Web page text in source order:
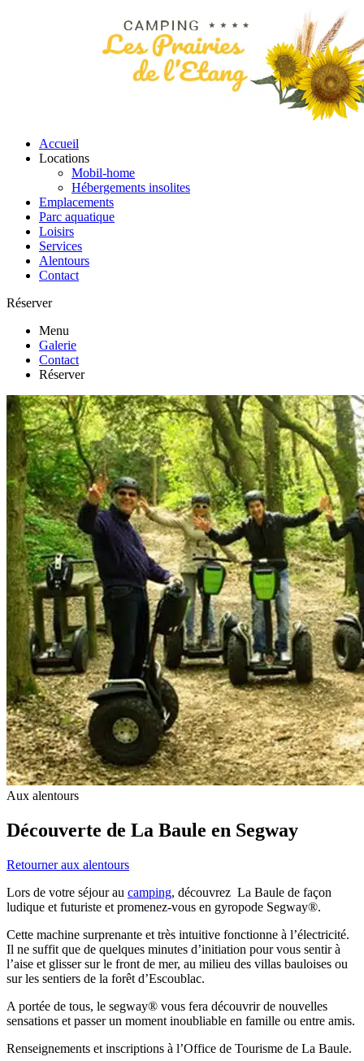
Accueil
Locations
Mobil-home
Hébergements insolites
Emplacements
Parc aquatique
Loisirs
Services
Alentours
Contact
Réserver
Menu
Galerie
Contact
Réserver
Aux alentours
Découverte de La Baule en Segway
Retourner aux alentours
Lors de votre séjour au camping, découvrez La Baule de façon
ludique et futuriste et promenez-vous en gyropode Segway®.
Cette machine surprenante et très intuitive fonctionne à l’électricité.
Il ne suffit que de quelques minutes d’initiation pour vous sentir à
l’aise et glisser sur le front de mer, au milieu des villas bauloises ou
sur les sentiers de la forêt d’Escoublac.
A portée de tous, le segway® vous fera découvrir de nouvelles
sensations et passer un moment inoubliable en famille ou entre amis.
Renseignements et inscriptions à l’Office de Tourisme de La Baule.